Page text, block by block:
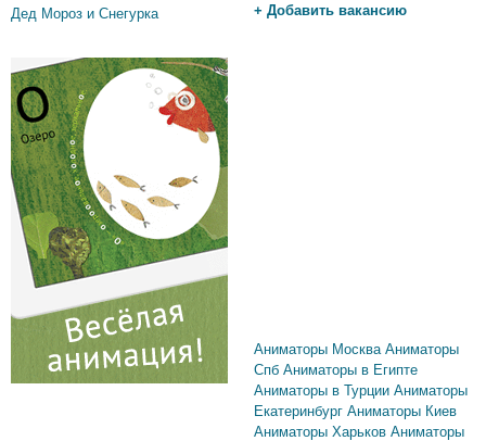
Дед Мороз и Снегурка
+ Добавить вакансию
Аниматоры Москва Аниматоры
Спб Аниматоры в Египте
Аниматоры в Турции Аниматоры
Екатеринбург Аниматоры Киев
Аниматоры Харьков Аниматоры